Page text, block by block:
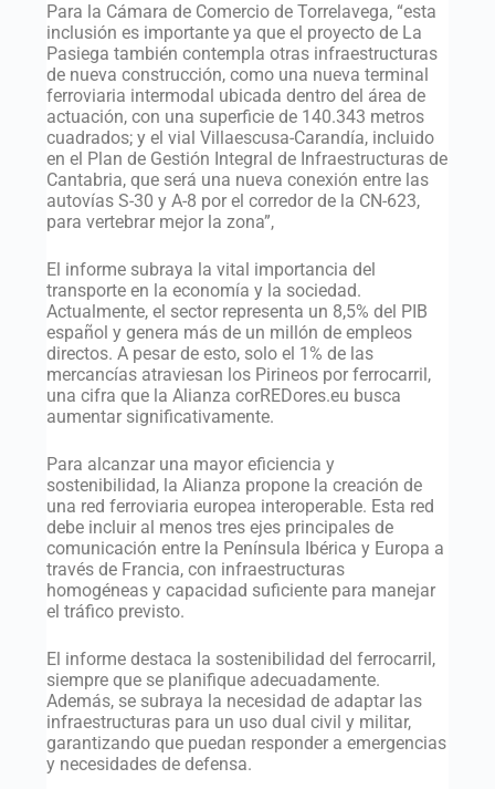
Para la Cámara de Comercio de Torrelavega, “esta
inclusión es importante ya que el proyecto de La
Pasiega también contempla otras infraestructuras
de nueva construcción, como una nueva terminal
ferroviaria intermodal ubicada dentro del área de
actuación, con una superficie de 140.343 metros
cuadrados; y el vial Villaescusa-Carandía, incluido
en el Plan de Gestión Integral de Infraestructuras de
Cantabria, que será una nueva conexión entre las
autovías S-30 y A-8 por el corredor de la CN-623,
para vertebrar mejor la zona”,
El informe subraya la vital importancia del
transporte en la economía y la sociedad.
Actualmente, el sector representa un 8,5% del PIB
español y genera más de un millón de empleos
directos. A pesar de esto, solo el 1% de las
mercancías atraviesan los Pirineos por ferrocarril,
una cifra que la Alianza corREDores.eu busca
aumentar significativamente.
Para alcanzar una mayor eficiencia y
sostenibilidad, la Alianza propone la creación de
una red ferroviaria europea interoperable. Esta red
debe incluir al menos tres ejes principales de
comunicación entre la Península Ibérica y Europa a
través de Francia, con infraestructuras
homogéneas y capacidad suficiente para manejar
el tráfico previsto.
El informe destaca la sostenibilidad del ferrocarril,
siempre que se planifique adecuadamente.
Además, se subraya la necesidad de adaptar las
infraestructuras para un uso dual civil y militar,
garantizando que puedan responder a emergencias
y necesidades de defensa.